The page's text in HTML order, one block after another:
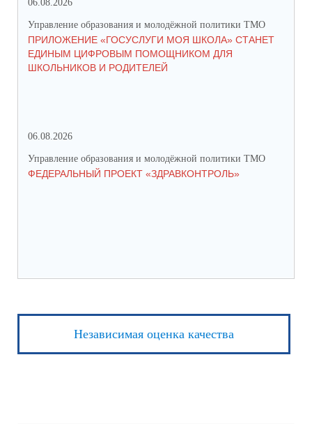
06.08.2026
Управление образования и молодёжной политики ТМО
ПРИЛОЖЕНИЕ «ГОСУСЛУГИ МОЯ ШКОЛА» СТАНЕТ
ЕДИНЫМ ЦИФРОВЫМ ПОМОЩНИКОМ ДЛЯ
ШКОЛЬНИКОВ И РОДИТЕЛЕЙ
06.08.2026
Управление образования и молодёжной политики ТМО
ФЕДЕРАЛЬНЫЙ ПРОЕКТ «ЗДРАВКОНТРОЛЬ»
Независимая оценка качества